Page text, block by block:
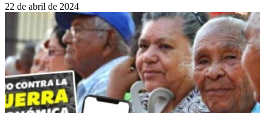
22 de abril de 2024